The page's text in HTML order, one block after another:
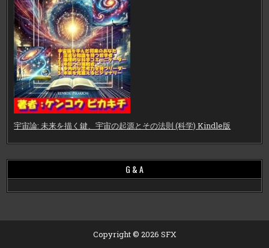
宇宙論: 未来を描く鍵、宇宙の起源とその法則 (科学) Kindle版
G & A
Copyright © 2026 SFX